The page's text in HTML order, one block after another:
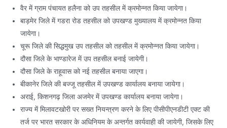
वैर में ग्राम पंचायत हलैना को उप तहसील में क्रमोन्नत किया जायेगा।
बाड़मेर जिले में गडरा रोड तहसील को उपखण्ड मुख्यालय में क्रमोन्नत किया
जायेगा।
चूरू जिले की सिद्धमुख उप तहसील को तहसील में क्रमोन्नत किया जायेगा।
दौसा जिले के भाण्डारेज में उप तहसील बनाई जायेगी।
दौसा जिले के राहूवास को नई तहसील बनाया जाएगा।
बीकानेर जिले की बज्जू तहसील में उपखण्ड कार्यालय बनाया जायेगा।
अराई, किशनगढ़ जिला अजमेर में उपखण्ड कार्यालय बनाया जायेगा।
राज्य में मिलावटखोरी पर सख्त नियन्त्रण करने के लिए पीसीपीएनडीटी एक्ट की
तर्ज पर भारत सरकार के अधिनियम के अन्तर्गत कार्यवाही की जायेगी, जिसके लिए